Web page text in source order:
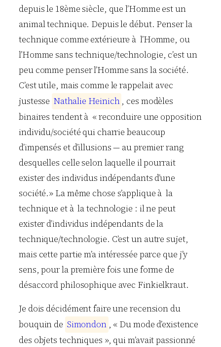
depuis le 18ème siècle, que l’Homme est un
animal technique. Depuis le début. Penser la
technique comme extérieure à l’Homme, ou
l’Homme sans technique/technologie, c’est un
peu comme penser l’Homme sans la société.
C’est utile, mais comme le rappelait avec
justesse Nathalie Heinich , ces modèles
binaires tendent à « reconduire une opposition
individu/société qui charrie beaucoup
d’impensés et d’illusions — au premier rang
desquelles celle selon laquelle il pourrait
exister des individus indépendants d’une
société.» La même chose s’applique à la
technique et à la technologie : il ne peut
exister d’individus indépendants de la
technique/technologie. C’est un autre sujet,
mais cette partie m’a intéressée parce que j’y
sens, pour la première fois une forme de
désaccord philosophique avec Finkielkraut.
Je dois décidément faire une recension du
bouquin de Simondon , « Du mode d’existence
des objets techniques », qui m’avait passionné